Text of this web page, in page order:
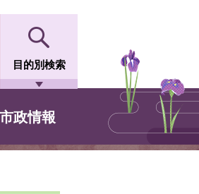
目的別検索
市政情報